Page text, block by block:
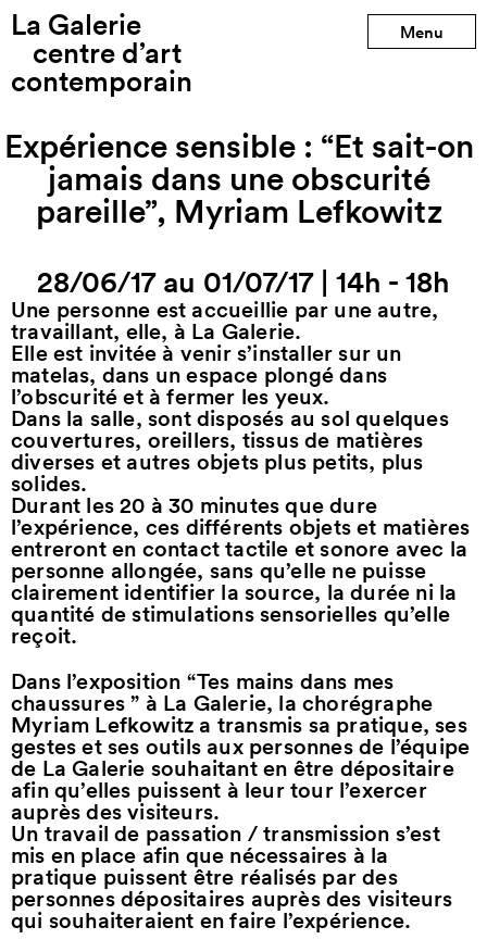
La Galerie
centre d’art
contemporain
Menu
Expérience sensible : “Et sait-on
jamais dans une obscurité
pareille”, Myriam Lefkowitz
28/06/17 au 01/07/17 | 14h - 18h
Une personne est accueillie par une autre,
travaillant, elle, à La Galerie.
Elle est invitée à venir s’installer sur un
matelas, dans un espace plongé dans
l’obscurité et à fermer les yeux.
Dans la salle, sont disposés au sol quelques
couvertures, oreillers, tissus de matières
diverses et autres objets plus petits, plus
solides.
Durant les 20 à 30 minutes que dure
l’expérience, ces différents objets et matières
entreront en contact tactile et sonore avec la
personne allongée, sans qu’elle ne puisse
clairement identifier la source, la durée ni la
quantité de stimulations sensorielles qu’elle
reçoit.
Dans l’exposition “Tes mains dans mes
chaussures ” à La Galerie, la chorégraphe
Myriam Lefkowitz a transmis sa pratique, ses
gestes et ses outils aux personnes de l’équipe
de La Galerie souhaitant en être dépositaire
afin qu’elles puissent à leur tour l’exercer
auprès des visiteurs.
Un travail de passation / transmission s’est
mis en place afin que nécessaires à la
pratique puissent être réalisés par des
personnes dépositaires auprès des visiteurs
qui souhaiteraient en faire l’expérience.